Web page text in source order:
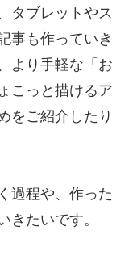
タブレットやス
事も作っていき
より手軽な「お
こっと描けるア
をご紹介したり
過程や、作った
きたいです。